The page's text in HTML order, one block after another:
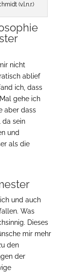
(v.l.n.r.)
nicht
ablief
ich, dass
gehe ich
aber dass
da sein
und
als die
und auch
Was
Dieses
mir mehr
den
der